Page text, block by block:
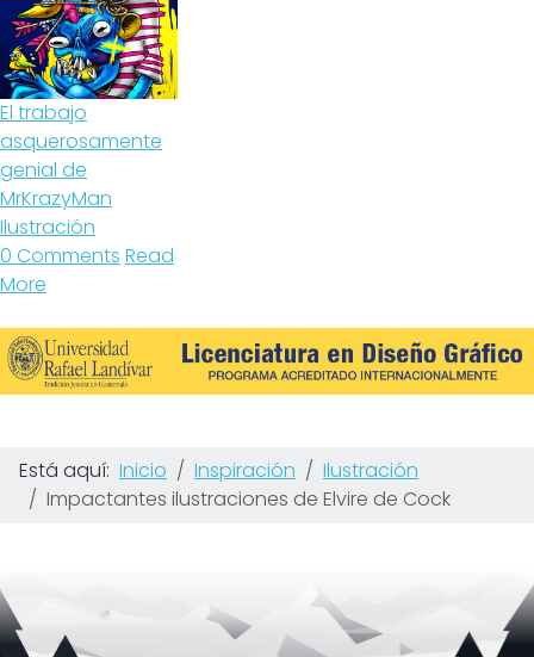
El trabajo
asquerosamente
genial de
MrKrazyMan
Ilustración
0 Comments Read
More
Está aquí: Inicio Inspiración
Ilustración
Impactantes ilustraciones de Elvire de Cock